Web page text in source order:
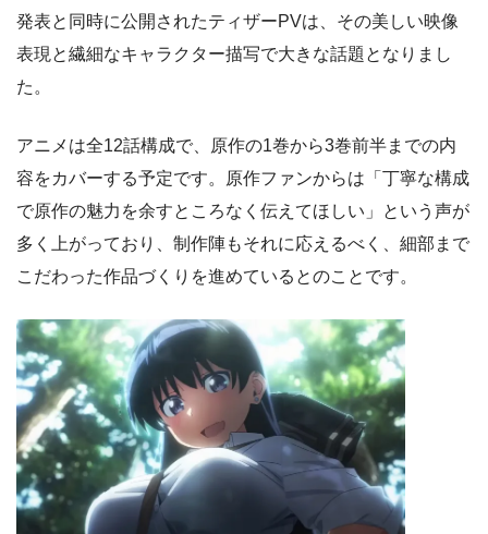
発表と同時に公開されたティザーPVは、その美しい映像
表現と繊細なキャラクター描写で大きな話題となりまし
た。
アニメは全12話構成で、原作の1巻から3巻前半までの内
容をカバーする予定です。原作ファンからは「丁寧な構成
で原作の魅力を余すところなく伝えてほしい」という声が
多く上がっており、制作陣もそれに応えるべく、細部まで
こだわった作品づくりを進めているとのことです。